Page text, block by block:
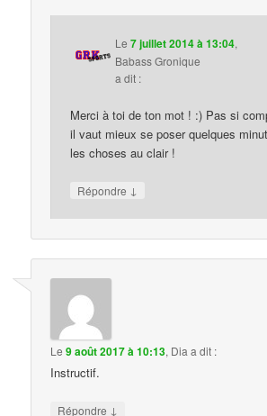
Le7 juillet 2014 à 13:04,
Babass Gronique
a dit :
Merci à toi de ton mot ! :) Pas si
il vaut mieux se poser quelques
les choses au clair !
Répondre ↓
Le9 août 2017 à 10:13, Dia a dit :
Instructif.
Répondre ↓